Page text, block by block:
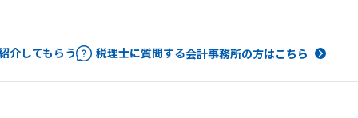
介してもらう 税理士に質問する会計事務所の方はこちら